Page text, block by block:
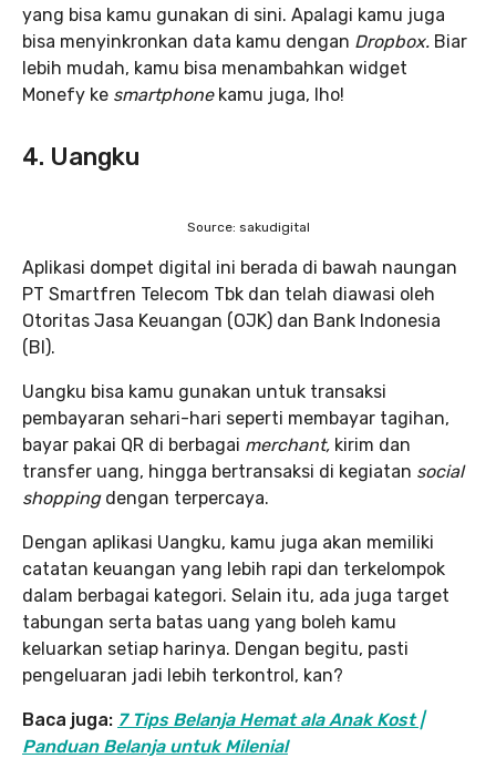
yang bisa kamu gunakan di sini. Apalagi kamu juga
bisa menyinkronkan data kamu dengan Dropbox. Biar
lebih mudah, kamu bisa menambahkan widget
Monefy ke smartphone kamu juga, lho!
4. Uangku
Source: sakudigital
Aplikasi dompet digital ini berada di bawah naungan
PT Smartfren Telecom Tbk dan telah diawasi oleh
Otoritas Jasa Keuangan (OJK) dan Bank Indonesia
(BI).
Uangku bisa kamu gunakan untuk transaksi
pembayaran sehari-hari seperti membayar tagihan,
bayar pakai QR di berbagai merchant, kirim dan
transfer uang, hingga bertransaksi di kegiatan social
shopping dengan terpercaya.
Dengan aplikasi Uangku, kamu juga akan memiliki
catatan keuangan yang lebih rapi dan terkelompok
dalam berbagai kategori. Selain itu, ada juga target
tabungan serta batas uang yang boleh kamu
keluarkan setiap harinya. Dengan begitu, pasti
pengeluaran jadi lebih terkontrol, kan?
Baca juga: 7 Tips Belanja Hemat ala Anak Kost |
Panduan Belanja untuk Milenial